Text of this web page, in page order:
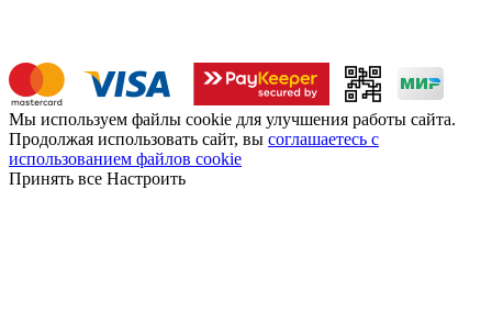
Мы используем файлы cookie для улучшения работы сайта.
Продолжая использовать сайт, вы соглашаетесь с
использованием файлов cookie
Принять все Настроить